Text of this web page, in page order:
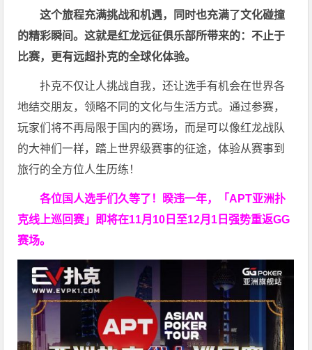
这个旅程充满挑战和机遇，同时也充满了文化碰撞
的精彩瞬间。这就是红龙远征俱乐部所带来的：不止于
比赛，更有远超扑克的全球化体验。
扑克不仅让人挑战自我，还让选手有机会在世界各
地结交朋友，领略不同的文化与生活方式。通过参赛，
玩家们将不再局限于国内的赛场，而是可以像红龙战队
的大神们一样，踏上世界级赛事的征途，体验从赛事到
旅行的全方位人生历练！
各位国人选手们久等了！暌违一年，「APT亚洲扑
克线上巡回赛」即将在11月10日至12月1日强势重返GG
赛场。